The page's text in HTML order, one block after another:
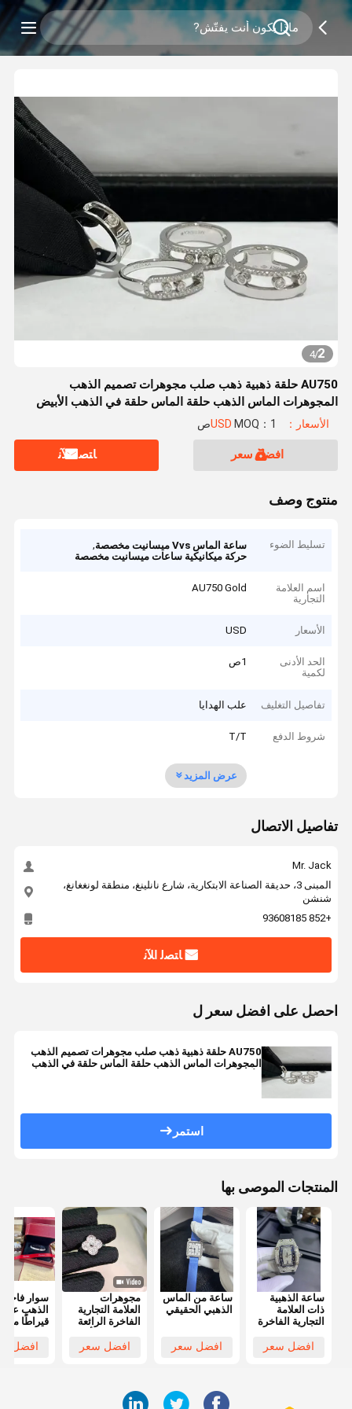
2
/
4
AU750 حلقة ذهبية ذهب صلب مجوهرات تصميم الذهب
المجوهرات الماس الذهب حلقة الماس حلقة في الذهب الأبيض
الأسعار：USD MOQ：1ص
افضل سعر ﺎﺘﺼﻟ ﺍﻶﻧ
منتوج وصف
تسليط الضوء ساعة الماس Vvs ميسانيت مخصصة
,
حركة ميكانيكية ساعات ميسانيت مخصصة
اسم العلامة
التجارية
AU750 Gold
الأسعار USD
الحد الأدنى
لكمية
1ص
تفاصيل التغليف علب الهدايا
شروط الدفع T/T
عرض المزيد
تفاصيل الاتصال
Mr. Jack
المبنى 3، حديقة الصناعة الابتكارية، شارع نانلينغ، منطقة لونغغانغ،
شنشن
+852 93608185
ﺎﺘﺼﻟ ﺍﻶﻧ
احصل على افضل سعر ل
AU750 حلقة ذهبية ذهب صلب مجوهرات تصميم الذهب
المجوهرات الماس الذهب حلقة الماس حلقة في الذهب
الأبيض
استمر
المنتجات الموصى بها
ساعة الذهبية
ذات العلامة
التجارية الفاخرة
افضل سعر
ساعة من الماس
الذهبي الحقيقي
افضل سعر
مجوهرات
العلامة التجارية
الفاخرة الرائعة
بجمال خالد
افضل سعر
سوار فاخر
قيراطًا
18 قيراطًاافضل